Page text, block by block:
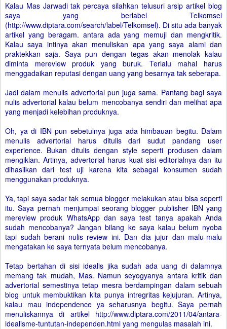
Kalau Mas Jarwadi tak percaya silahkan telusuri arsip artikel blog
saya yang berlabel Telkomsel
(http://www.diptara.com/search/label/Telkomsel). Di situ ada banyak
artikel yang beragam. antara ada yang memuji dan mengkritik.
Kalau saya intinya akan menuliskan apa yang saya alami dan
praktekkan saja. Saya pun dengan tegas akan menolak kalau
diminta mereview produk yang buruk. Terlalu mahal harus
menggadaikan reputasi dengan uang yang besarnya tak seberapa.
Jadi dalam menulis advertorial pun juga sama. Pantang bagi saya
nulis advertorial kalau belum mencobanya sendiri dan melihat apa
yang menjadi kelebihan produknya.
Oh, ya di IBN pun sebetulnya juga ada himbauan begitu. Dalam
menulis advertorial harus ditulis dari sudut pandang user
experience. Bukan ditulis dengan style seperti produsen dalam
mengiklan. Artinya, advertorial harus kuat sisi editorialnya dan itu
dihasilkan dari test uji karena kita sebagai konsumen sudah
menggunakan produknya.
Ya, tapi saya sadar tak semua blogger melakukan atau bisa seperti
itu. Saya pernah menjumpai seorang blogger publisher IBN yang
mereview produk WhatsApp dan saya test tanya apakah Anda
sudah mencobanya? Jangan bilang ke saya kalau belum nyoba
tapi sudah berani nulis review ini. Dan dia jujur dan malu-malu
mengatakan ke saya ternyata belum mencobanya.
Tetap bertahan di sisi idealis jika sudah ada uang di dalamnya
memang tak mudah, Mas. Namun seyogyanya antara kritik dan
advertorial semestinya tetap mesra berdampingan dalam sebuah
blog untuk membuktikan kita punya intregritas kejujuran. Artinya,
kalau mau independence ya seharusnya begitu. Saya pernah
menuliskannya di artikel http://www.diptara.com/2011/04/antara-
idealisme-tuntutan-independen.html yang mengulas masalah ini.